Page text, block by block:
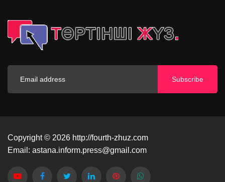
Subscribe
Copyright © 2026 http://fourth-zhuz.com
Email: astana.inform.press@gmail.com